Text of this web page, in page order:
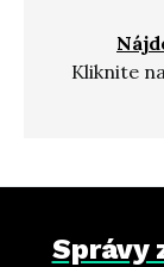
Kliknite na
Správy